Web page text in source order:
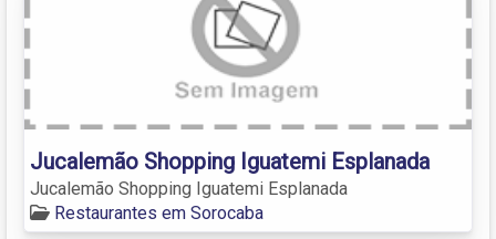
Jucalemão Shopping Iguatemi Esplanada
Jucalemão Shopping Iguatemi Esplanada
Restaurantes em Sorocaba